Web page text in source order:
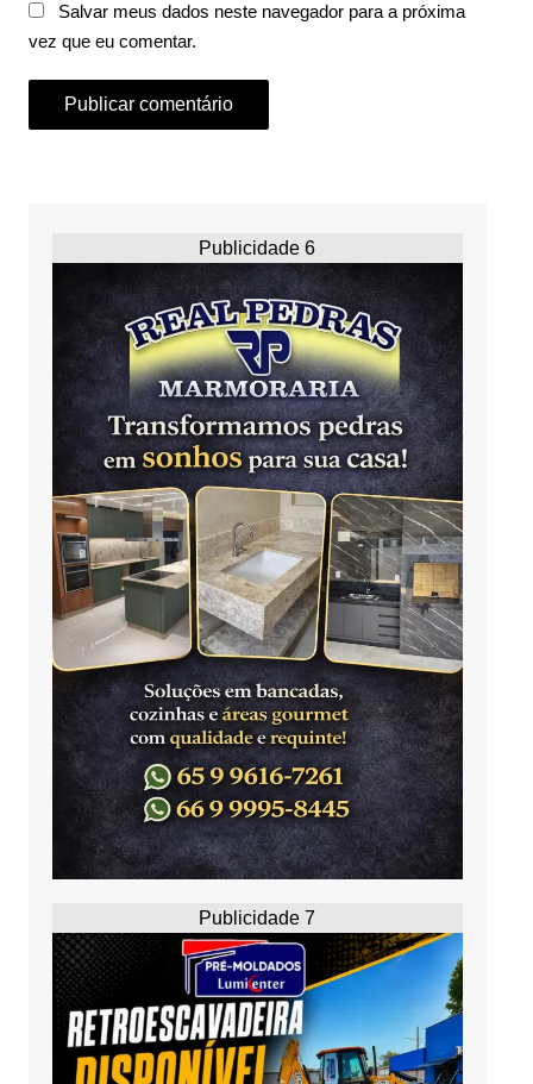
Salvar meus dados neste navegador para a próxima
vez que eu comentar.
Publicidade 6
Publicidade 7